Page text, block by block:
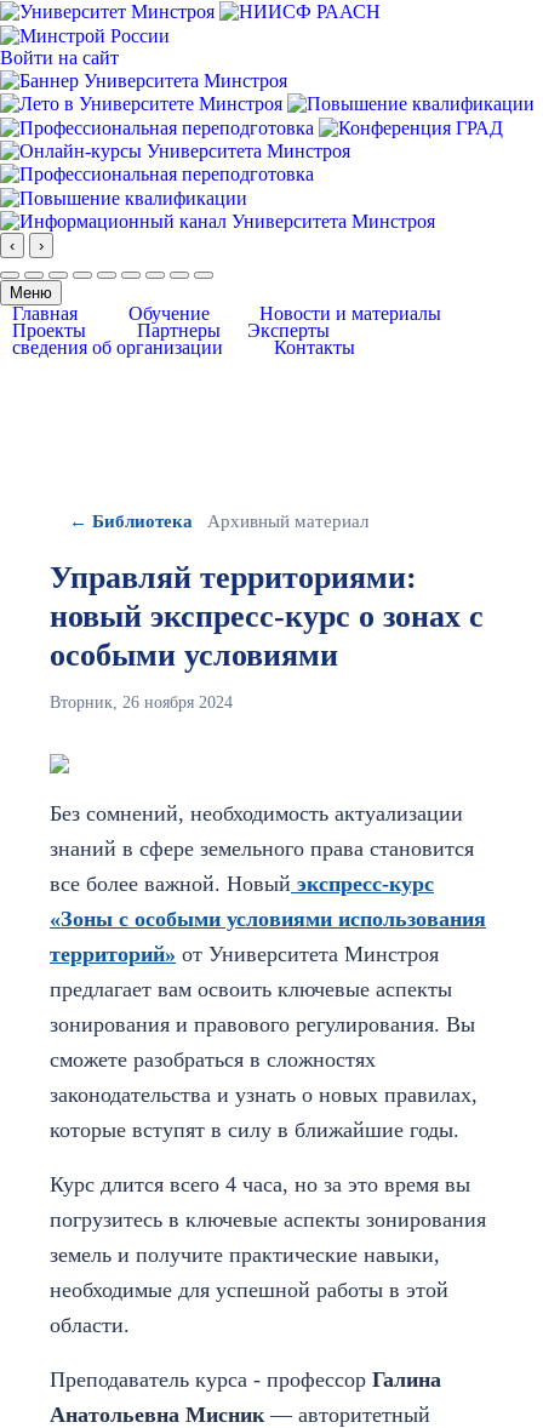
Войти на сайт
‹ ›
Меню
Главная Обучение
Новости и материалы
Проекты
Партнеры
Эксперты
сведения об организации
Контакты
← Библиотека Архивный материал
Управляй территориями:
новый экспресс-курс о зонах с
особыми условиями
Вторник, 26 ноября 2024
Без сомнений, необходимость актуализации
знаний в сфере земельного права становится
все более важной. Новый экспресс-курс
«Зоны с особыми условиями использования
территорий» от Университета Минстроя
предлагает вам освоить ключевые аспекты
зонирования и правового регулирования. Вы
сможете разобраться в сложностях
законодательства и узнать о новых правилах,
которые вступят в силу в ближайшие годы.
Курс длится всего 4 часа, но за это время вы
погрузитесь в ключевые аспекты зонирования
земель и получите практические навыки,
необходимые для успешной работы в этой
области.
Преподаватель курса - профессор Галина
Анатольевна Мисник — авторитетный